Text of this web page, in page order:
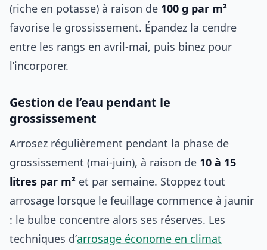
(riche en potasse) à raison de 100 g par m²
favorise le grossissement. Épandez la cendre
entre les rangs en avril-mai, puis binez pour
l’incorporer.
Gestion de l’eau pendant le
grossissement
Arrosez régulièrement pendant la phase de
grossissement (mai-juin), à raison de 10 à 15
litres par m² et par semaine. Stoppez tout
arrosage lorsque le feuillage commence à jaunir
: le bulbe concentre alors ses réserves. Les
techniques d’arrosage économe en climat